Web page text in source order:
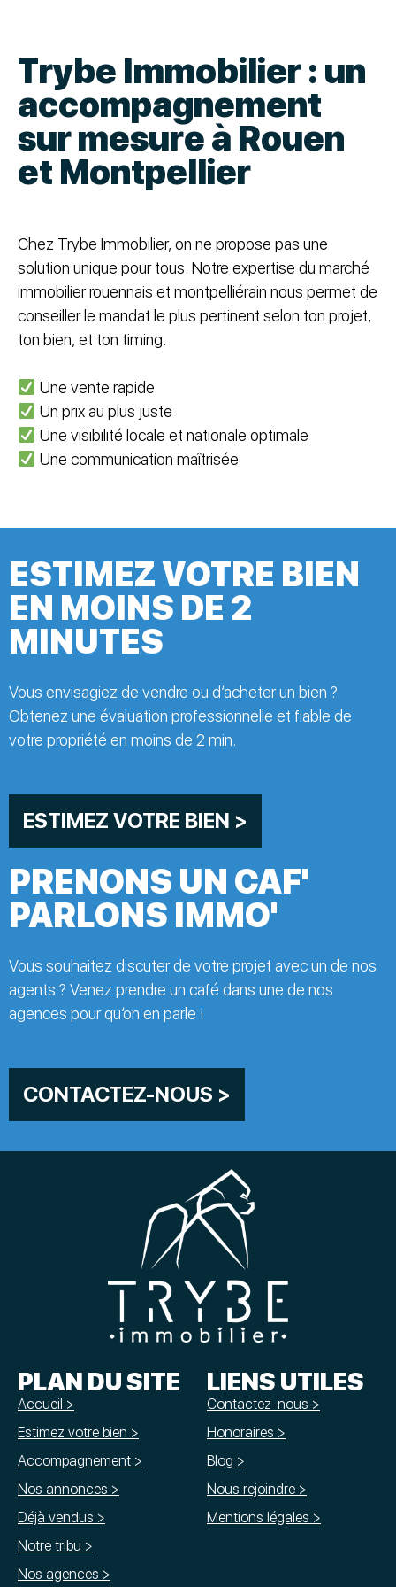
Trybe Immobilier : un
accompagnement
sur mesure à Rouen
et Montpellier
Chez Trybe Immobilier, on ne propose pas une
solution unique pour tous. Notre expertise du marché
immobilier rouennais et montpelliérain nous permet de
conseiller le mandat le plus pertinent selon ton projet,
ton bien, et ton timing.
Une vente rapide
Un prix au plus juste
Une visibilité locale et nationale optimale
Une communication maîtrisée
PRENONS UN CAF'
PARLONS IMMO'
Vous souhaitez discuter de votre projet avec un de nos
agents ? Venez prendre un café dans une de nos
agences pour qu’on en parle !
CONTACTEZ-NOUS >
ESTIMEZ VOTRE BIEN
EN MOINS DE 2
MINUTES
Vous envisagiez de vendre ou d’acheter un bien ?
Obtenez une évaluation professionnelle et fiable de
votre propriété en moins de 2 min.
ESTIMEZ VOTRE BIEN >
PLAN DU SITE
Accueil >
Estimez votre bien >
Accompagnement >
Nos annonces >
Déjà vendus >
Notre tribu >
Nos agences >
LIENS UTILES
Contactez-nous >
Honoraires >
Blog >
Nous rejoindre >
Mentions légales >